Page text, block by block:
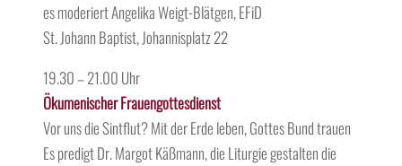
es moderiert Angelika Weigt-Blätgen, EFiD
St. Johann Baptist, Johannisplatz 22
19.30 – 21.00 Uhr
Ökumenischer Frauengottesdienst
Vor uns die Sintflut? Mit der Erde leben, Gottes Bund trauen
Es predigt Dr. Margot Käßmann, die Liturgie gestalten die